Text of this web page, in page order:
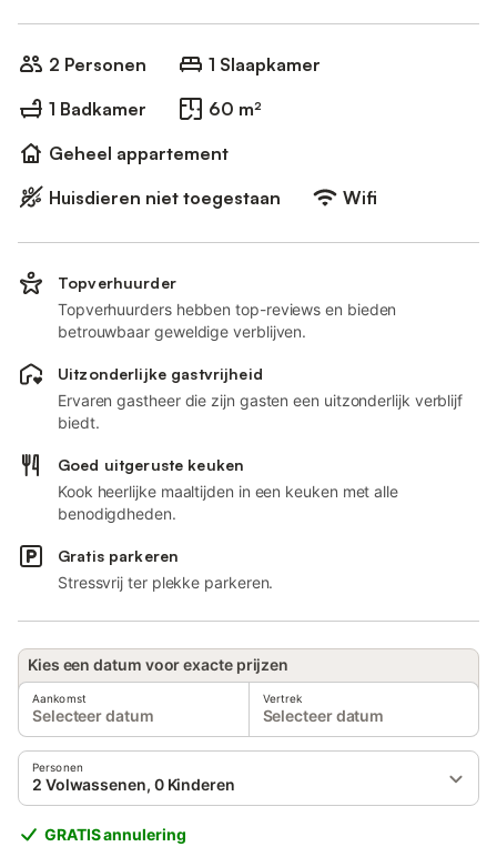
2 Personen
1 Slaapkamer
1 Badkamer
60 m²
Geheel appartement
Huisdieren niet toegestaan
Wifi
Topverhuurder
Topverhuurders hebben top-reviews en bieden
betrouwbaar geweldige verblijven.
Uitzonderlijke gastvrijheid
Ervaren gastheer die zijn gasten een uitzonderlijk verblijf
biedt.
Goed uitgeruste keuken
Kook heerlijke maaltijden in een keuken met alle
benodigdheden.
Gratis parkeren
Stressvrij ter plekke parkeren.
Kies een datum voor exacte prijzen
Aankomst
Selecteer datum
Vertrek
Selecteer datum
Personen
2 Volwassenen, 0 Kinderen
GRATIS annulering